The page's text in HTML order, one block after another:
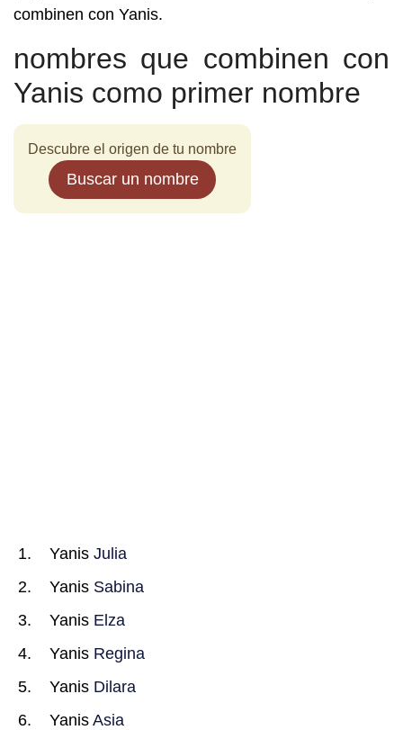
combinen con Yanis.
nombres que combinen con
Yanis como primer nombre
Descubre el origen de tu nombre
Buscar un nombre
Yanis Julia
Yanis Sabina
Yanis Elza
Yanis Regina
Yanis Dilara
Yanis Asia